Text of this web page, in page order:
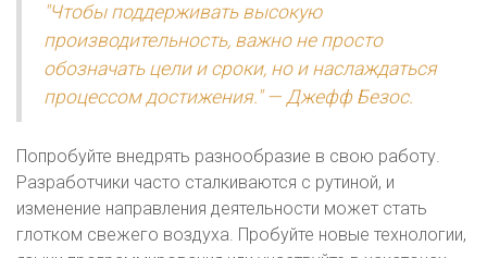
"Чтобы поддерживать высокую
производительность, важно не просто
обозначать цели и сроки, но и наслаждаться
процессом достижения." — Джефф Безос.
Попробуйте внедрять разнообразие в свою работу.
Разработчики часто сталкиваются с рутиной, и
изменение направления деятельности может стать
глотком свежего воздуха. Пробуйте новые технологии,